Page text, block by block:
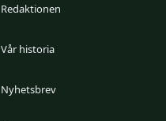
Redaktionen
Vår historia
Nyhetsbrev